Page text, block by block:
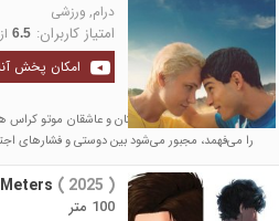
درام, ورزشی
امتیاز کاربران: 6.5از
امکان پخش
ویلی و جوجو بهترین دوستان و عاشقان موتو کراس
را می‌فهمد، مجبور می‌شود بین دوستی و فشارهای
( 2025 )
100 متر